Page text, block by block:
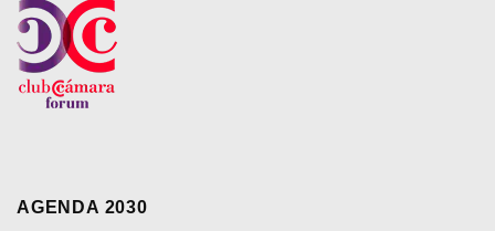
AGENDA 2030